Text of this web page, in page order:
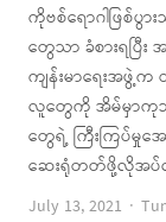
ကိုဗစ်ရောဂါဖြစ်ပွ
တွေသာ ခံစားရပြီး
ကျန်းမာရေးအဖွဲ့က
လူတွေကို အိမ်မှာကုသ
တွေရဲ့ ကြီးကြပ်မှု
ဆေးရုံတတ်ဖို့လိုအပ်
July 13, 2021